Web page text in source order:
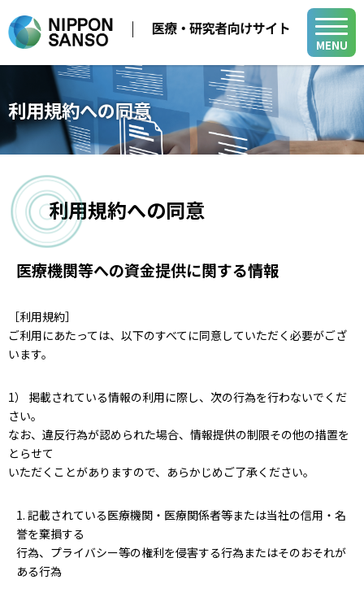
MENU
よくあるご質問
メディカル事業
医療用ガス
医療機器
在宅医療
医療ガスパイピングシステム
バイオ機器
開発・サポート
各種活動
学会・展示会
医療ガス／医療機器／在宅医療関連
バイオ機器関連
製品・関連情報
医療用ガス
医療機器
医療ガスパイピングシステム
バイオ機器
高気圧酸素療法（HBOT）
カタログ・資料請求
医療機器
在宅医療
医療ガスパイピングシステム
開発・サポート
山梨事業所
ログインはこちら
利用規約への同意
利用規約への同意
医療機関等への資金提供に関する情報
［利用規約］
ご利用にあたっては、以下のすべてに同意していただく必要がござ
います。
1） 掲載されている情報の利用に際し、次の行為を行わないでくだ
さい。
なお、違反行為が認められた場合、情報提供の制限その他の措置を
とらせて
いただくことがありますので、あらかじめご了承ください。
1. 記載されている医療機関・医療関係者等または当社の信用・名
誉を棄損する
行為、プライバシー等の権利を侵害する行為またはそのおそれが
ある行為